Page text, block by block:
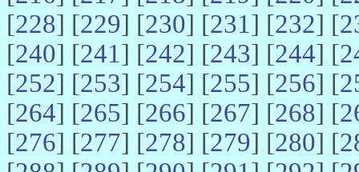
[228] [229] [230] [231] [232] [
[240] [241] [242] [243] [244] [
[252] [253] [254] [255] [256] [
[264] [265] [266] [267] [268] [
[276] [277] [278] [279] [280] [